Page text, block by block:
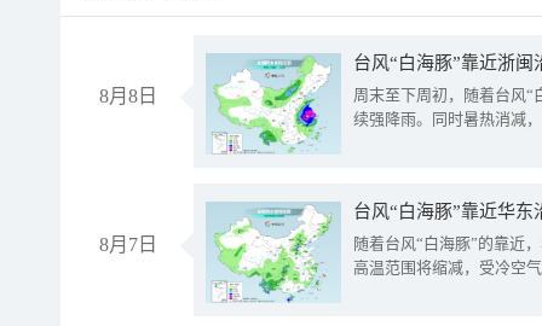
8月8日
台风“白海豚”靠近浙
周末至下周初，随着台风“
续强降雨。同时暑热消减
8月7日
台风“白海豚”靠近华
随着台风“白海豚”的靠近
高温范围将缩减，受冷空